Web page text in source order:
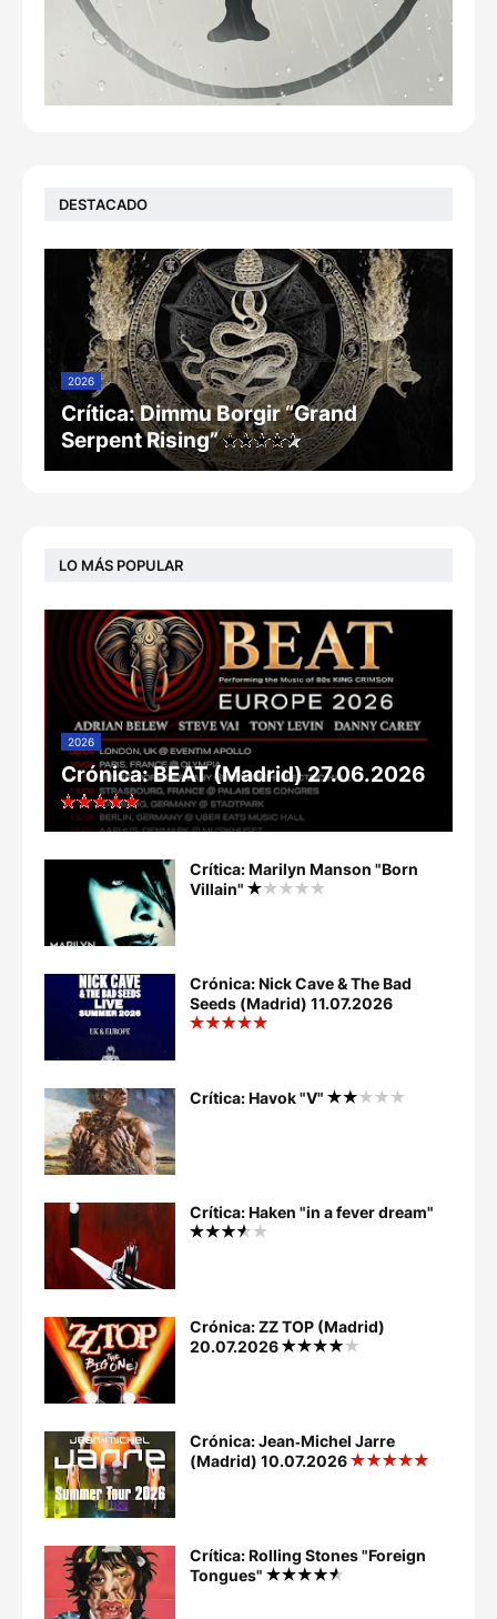
DESTACADO
2026
Crítica: Dimmu Borgir “Grand
Serpent Rising”
LO MÁS POPULAR
2026
Crónica: BEAT (Madrid) 27.06.2026
Crítica: Marilyn Manson "Born
Villain"
Crónica: Nick Cave & The Bad
Seeds (Madrid) 11.07.2026
Crítica: Havok "V"
Crítica: Haken "in a fever dream"
Crónica: ZZ TOP (Madrid)
20.07.2026
Crónica: Jean‐Michel Jarre
(Madrid) 10.07.2026
Crítica: Rolling Stones "Foreign
Tongues"